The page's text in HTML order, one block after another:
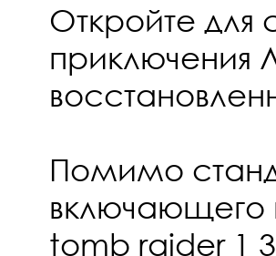
Откройте для
приключения
Помимо
включающего
tomb raider 1